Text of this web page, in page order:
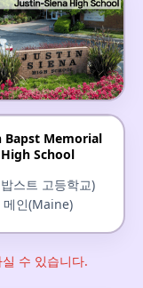
-시에나 고등학교)
포니아(California)
Bapst Memorial
High School
스트 고등학교)
메인(Maine)
수 있습니다.